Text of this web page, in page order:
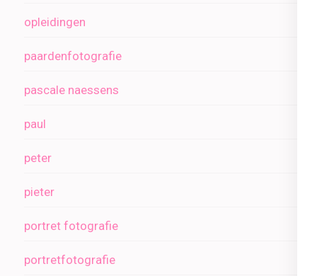
opleidingen
paardenfotografie
pascale naessens
paul
peter
pieter
portret fotografie
portretfotografie